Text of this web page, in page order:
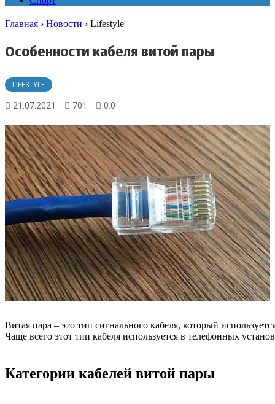
Главная › Новости › Lifestyle
Особенности кабеля витой пары
LIFESTYLE
21.07.2021 701 0.0
Витая пара – это тип сигнального кабеля, который
Чаще всего этот тип кабеля используется в телефонных
Категории кабелей витой пары